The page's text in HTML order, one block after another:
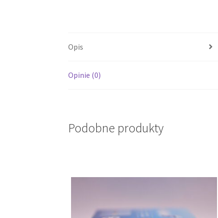
Opis
Opinie (0)
Podobne produkty